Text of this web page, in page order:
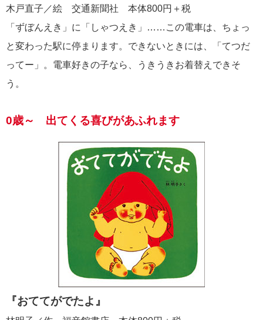
木戸直子／絵 交通新聞社 本体800円＋税
「ずぼんえき」に「しゃつえき」……この電車は、ちょっ
と変わった駅に停まります。できないときには、「てつだ
ってー」。電車好きの子なら、うきうきお着替えできそ
う。
0歳～ 出てくる喜びがあふれます
『おててがでたよ』